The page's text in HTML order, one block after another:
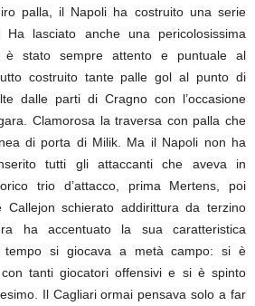
palla, il Napoli ha costruito una serie
lasciato anche una pericolosissima
è stato sempre attento e puntuale al
costruito tante palle gol al punto di
dalle parti di Cragno con l’occasione
Clamorosa la traversa con palla che
di porta di Milik. Ma il Napoli non ha
tutti gli attaccanti che aveva in
trio d’attacco, prima Mertens, poi
Callejon schierato addirittura da terzino
ha accentuato la sua caratteristica
tempo si giocava a metà campo: si è
tanti giocatori offensivi e si è spinto
Il Cagliari ormai pensava solo a far